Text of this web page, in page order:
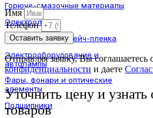
Горюче-смазочные материалы
Электролит
Шпагат и агрострейч-пленка
Электрооборудование и
автолампы
Фары, фонари и оптические
элементы
Подшипники
Имя
Телефон
Оставить заявку
Отправляя заявку, Вы соглашаетесь
конфиденциальности и даете
Уточнить цену и
товаров